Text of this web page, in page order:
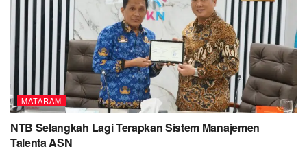
MATARAM
NTB Selangkah Lagi Terapkan Sistem Manajemen
Talenta ASN